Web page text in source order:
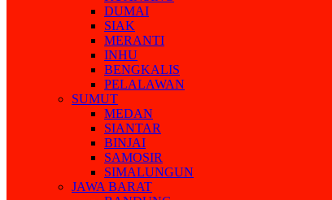
DUMAI
SIAK
MERANTI
INHU
BENGKALIS
PELALAWAN
SUMUT
MEDAN
SIANTAR
BINJAI
SAMOSIR
SIMALUNGUN
JAWA BARAT